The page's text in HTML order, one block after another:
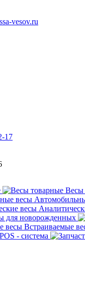
vesov.ru
17
Весы
для новорожденных
Встраиваемые
POS - система